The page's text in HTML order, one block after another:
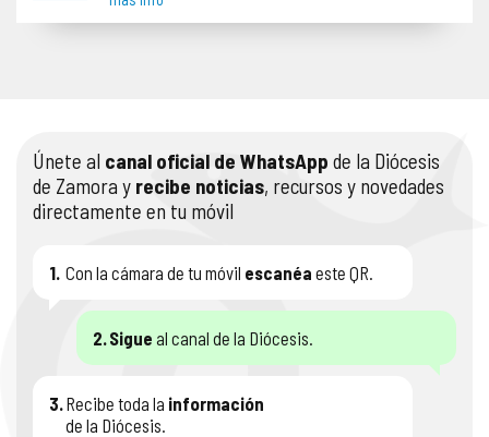
Únete al canal oficial de WhatsApp de la Diócesis
de Zamora y recibe noticias, recursos y novedades
directamente en tu móvil
1. Con la cámara de tu móvil escanéa este QR.
2. Sigue al canal de la Diócesis.
3. Recibe toda la información
de la Diócesis.